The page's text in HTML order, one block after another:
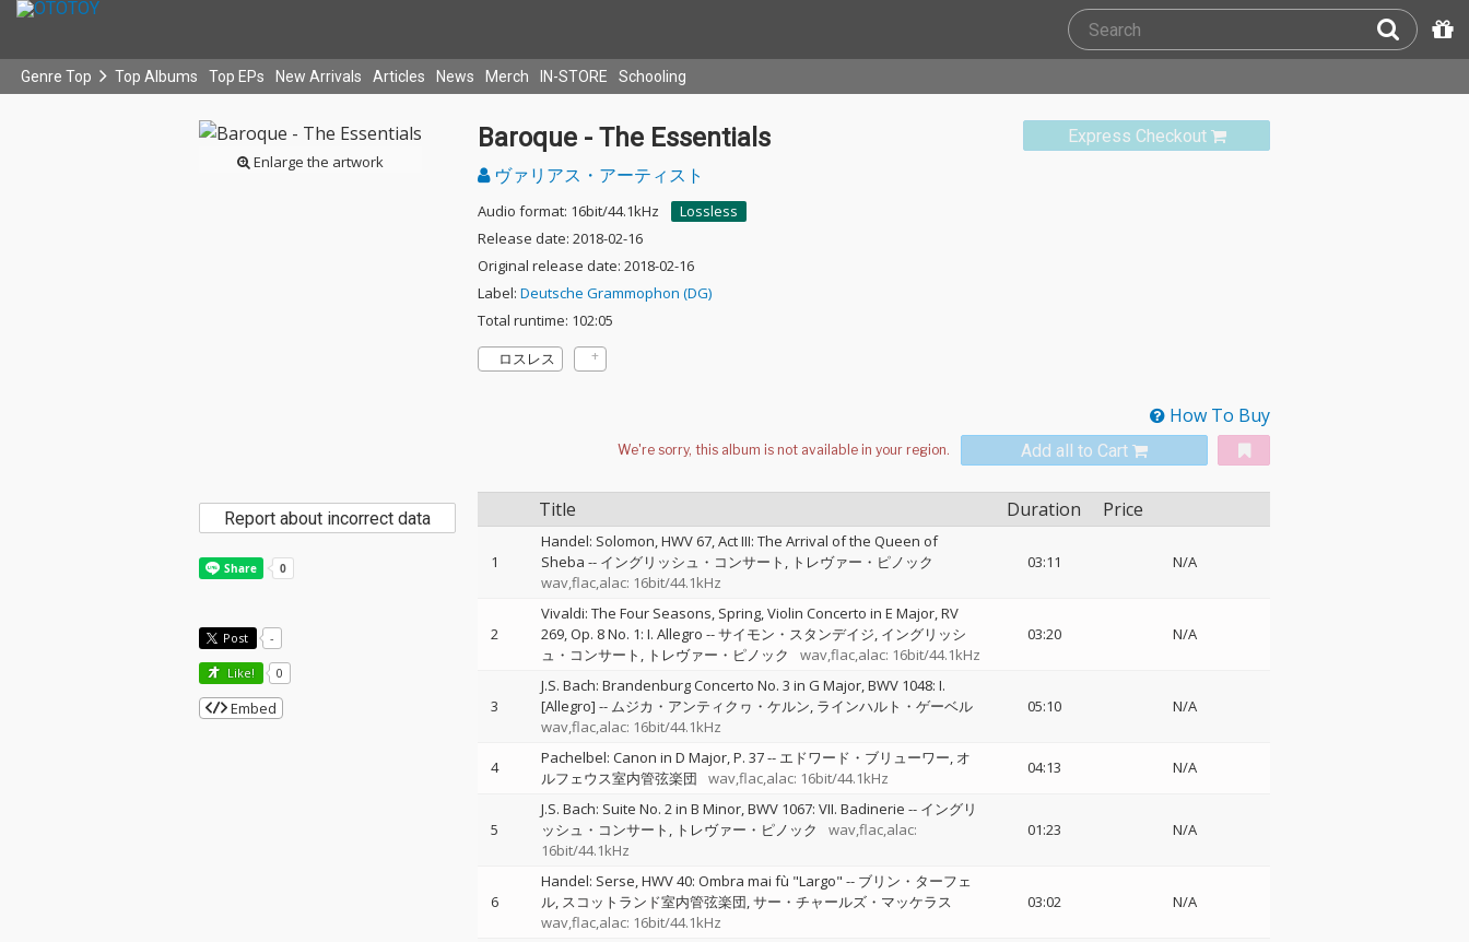
Genre Top Top Albums Top EPs New Arrivals Articles News Merch IN-STORE Schooling
Enlarge the artwork
Express Checkout
Baroque - The Essentials
ヴァリアス・アーティスト
Audio format: 16bit/44.1kHz
Lossless
Release date: 2018-02-16
Original release date: 2018-02-16
Label: Deutsche Grammophon (DG)
Total runtime: 102:05
ロスレス
How To Buy
Add all to Cart
Title Duration Price
1
Handel: Solomon, HWV 67, Act III: The Arrival of the Queen of
Sheba -- イングリッシュ・コンサート
トレヴァー・ピノック
wav,flac,alac: 16bit/44.1kHz
03:11 N/A
2
Vivaldi: The Four Seasons, Spring, Violin Concerto in E Major, RV
269, Op. 8 No. 1: I. Allegro --サイモン・スタンデイジ イングリッシ
ュ・コンサート
トレヴァー・ピノック wav,flac,alac: 16bit/44.1kHz
03:20 N/A
3
J.S. Bach: Brandenburg Concerto No. 3 in G Major, BWV 1048: I.
[Allegro] -- ムジカ・アンティクヮ・ケルン ラインハルト・ゲーベル
wav,flac,alac: 16bit/44.1kHz
05:10 N/A
4 Pachelbel: Canon in D Major, P. 37-- エドワード・ブリューワー オ
ルフェウス室内管弦楽団
wav,flac,alac: 16bit/44.1kHz
04:13 N/A
5
J.S. Bach: Suite No. 2 in B Minor, BWV 1067: VII. Badinerie -- イングリ
ッシュ・コンサート
トレヴァー・ピノック
wav,flac,alac:
16bit/44.1kHz
01:23 N/A
6
Handel: Serse, HWV 40: Ombra mai fù "Largo" -- ブリン・ターフェ
ル スコットランド室内管弦楽団 サー・チャールズ・マッケラス
wav,flac,alac: 16bit/44.1kHz
03:02 N/A
Report about incorrect data
Post -
Like! 0
Embed